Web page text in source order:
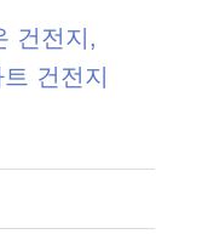
건전지,
건전지